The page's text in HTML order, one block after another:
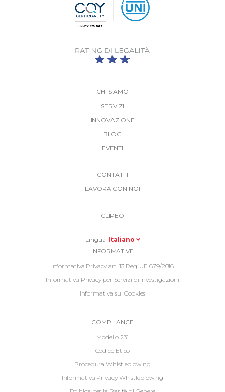
CHI SIAMO
SERVIZI
INNOVAZIONE
BLOG
EVENTI
CONTATTI
LAVORA CON NOI
CLIPEO
Lingua Italiano
Informative
Footer
INFORMATIVE
Informativa Privacy art. 13 Reg. UE 679/2016
Informativa Privacy per Servizi di Investigazioni
Informativa sui Cookies
InformativeCOMPLIANCE
Modello 231
Codice Etico
Procedura Whistleblowing
Informativa Privacy Whistleblowing